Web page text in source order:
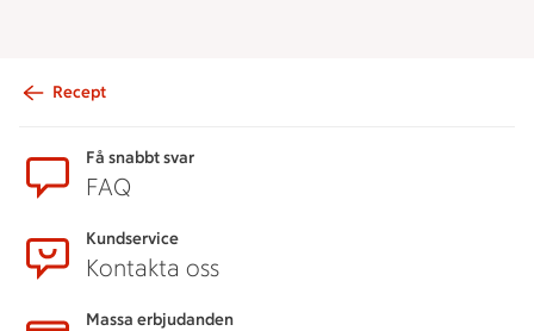
Recept
Få snabbt svar
FAQ
Kundservice
Kontakta oss
Massa erbjudanden